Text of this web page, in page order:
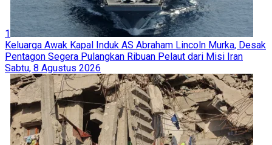
1
Keluarga Awak Kapal Induk AS Abraham Lincoln Murka, Desak
Pentagon Segera Pulangkan Ribuan Pelaut dari Misi Iran
Sabtu, 8 Agustus 2026